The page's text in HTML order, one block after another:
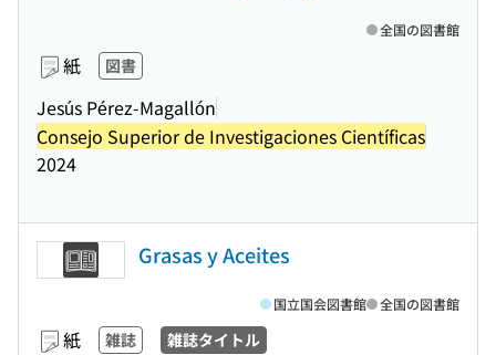
紙 図書
Jesús Pérez-Magallón
Consejo Superior de Investigaciones Científicas
2024
全国の図書館
Grasas y Aceites
紙 雑誌 雑誌タイトル
国立国会図書館 全国の図書館